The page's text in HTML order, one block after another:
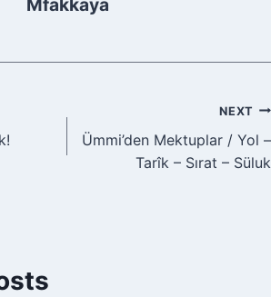
NEXT
Ümmi’den Mektuplar / Yol –
Tarîk – Sırat – Süluk